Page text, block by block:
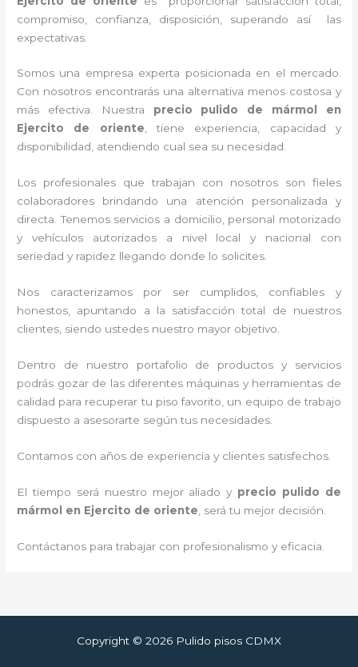
compromiso, confianza, disposición, superando así las
expectativas.
Somos una empresa experta posicionada en el mercado.
Con nosotros encontrarás una alternativa menos costosa y
más efectiva. Nuestra precio pulido de mármol
en
Ejercito de oriente, tiene experiencia, capacidad y
disponibilidad, atendiendo cual sea su necesidad.
Los profesionales que trabajan con nosotros son fieles
colaboradores brindando una atención personalizada y
directa.Tenemos servicios a domicilio, personal motorizado
y vehículos autorizados a nivel local y nacional con
seriedad y rapidez llegando donde lo solicites.
Nos caracterizamos por ser cumplidos, confiables y
honestos, apuntando a la satisfacción total de nuestros
clientes, siendo ustedes nuestro mayor objetivo.
Dentro de nuestro portafolio de productos y servicios
podrás gozar de las diferentes máquinas y herramientas de
calidad para recuperar tu piso favorito, un equipo de trabajo
dispuesto a asesorarte según tus necesidades.
Contamos con años de experiencia y clientes satisfechos.
El tiempo será nuestro mejor aliado y precio pulido de
mármol
en Ejercito de oriente , será tu mejor decisión.
Contáctanos para trabajar con profesionalismo y eficacia.
Copyright © 2026 Pulido pisos CDMX